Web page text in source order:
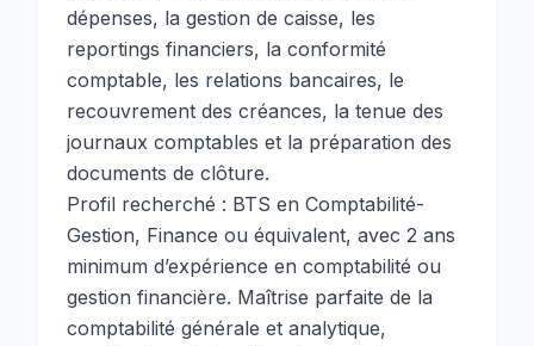
dépenses, la gestion de caisse, les
reportings financiers, la conformité
comptable, les relations bancaires, le
recouvrement des créances, la tenue des
journaux comptables et la préparation des
documents de clôture.
Profil recherché : BTS en Comptabilité-
Gestion, Finance ou équivalent, avec 2 ans
minimum d’expérience en comptabilité ou
gestion financière. Maîtrise parfaite de la
comptabilité générale et analytique,